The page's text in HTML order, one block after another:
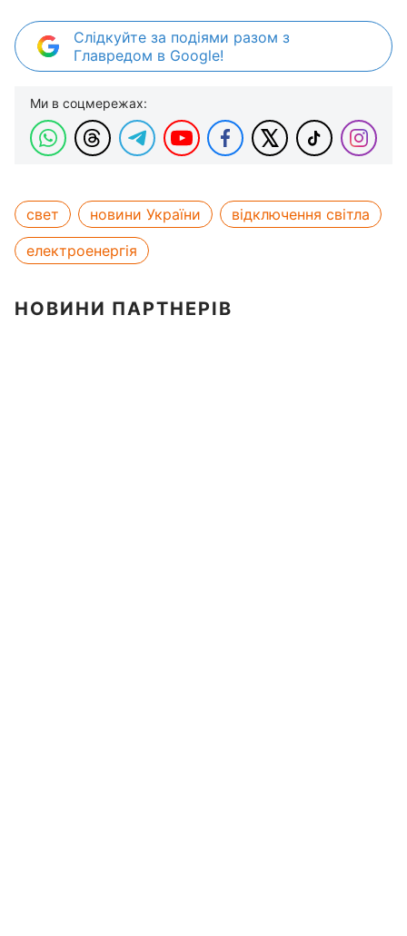
Слідкуйте за подіями разом з
Главредом в Google!
Ми в соцмережах:
свет новини України
відключення світла
електроенергія
НОВИНИ ПАРТНЕРІВ